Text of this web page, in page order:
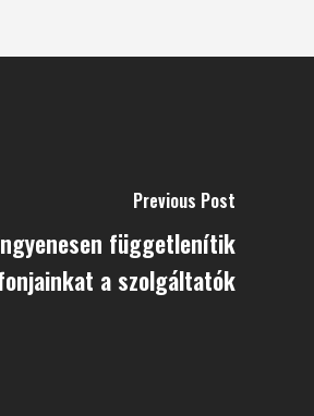
Previous Post
függetlenítik
a szolgáltatók